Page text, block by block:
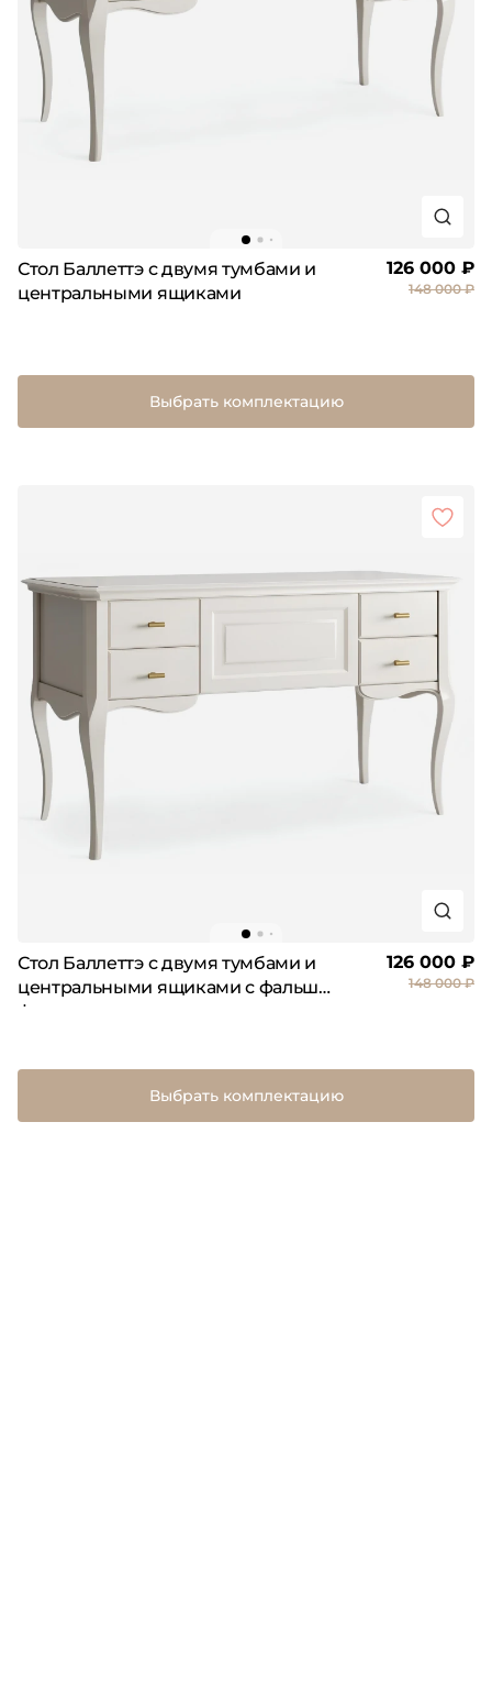
Стол Баллеттэ с двумя тумбами и
центральными ящиками
126 000 ₽
148 000 ₽
Выбрать комплектацию
Стол Баллеттэ с двумя тумбами и
центральными ящиками с фальш
фасадом
126 000 ₽
148 000 ₽
Выбрать комплектацию